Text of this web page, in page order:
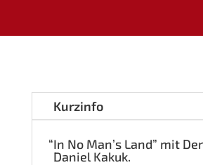
Kurz­in­fo
“In No Man’s Land” mit
Dani­el Kakuk.